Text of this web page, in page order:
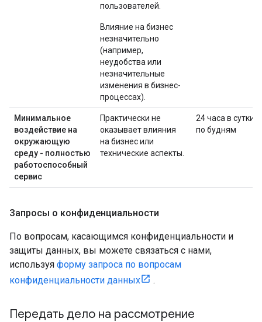
пользователей.
Влияние на бизнес
незначительно
(например,
неудобства или
незначительные
изменения в бизнес-
процессах).
Минимальное
воздействие на
окружающую
среду - полностью
работоспособный
сервис
Практически не
оказывает влияния
на бизнес или
технические аспекты.
24 часа в сутки
по будням
Запросы о конфиденциальности
По вопросам, касающимся конфиденциальности и
защиты данных, вы можете связаться с нами,
используя форму запроса по вопросам
конфиденциальности данных
.
Передать дело на рассмотрение